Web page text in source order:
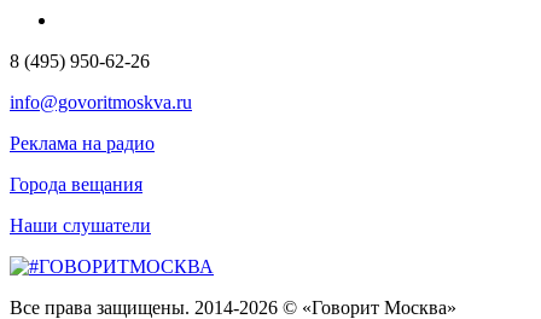
8 (495) 950-62-26
info@govoritmoskva.ru
Реклама на радио
Города вещания
Наши слушатели
Все права защищены. 2014-2026 © «Говорит Москва»